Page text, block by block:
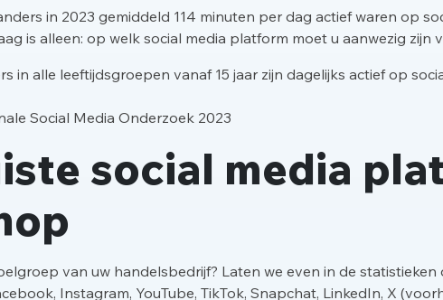
in 2023 gemiddeld 114 minuten per dag actief waren op
is alleen: op welk social media platform moet u aanwezig
in alle leeftijdsgroepen vanaf 15 jaar zijn dagelijks actief op
Social Media Onderzoek 2023
social media
van uw handelsbedrijf? Laten we even in de statistieken
Instagram, YouTube, TikTok, Snapchat, LinkedIn, X